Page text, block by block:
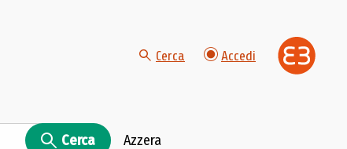
Cerca Accedi
Cerca Azzera